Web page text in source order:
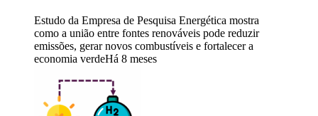
Estudo da Empresa de Pesquisa Energética mostra
como a união entre fontes renováveis pode reduzir
emissões, gerar novos combustíveis e fortalecer a
economia verdeHá 8 meses